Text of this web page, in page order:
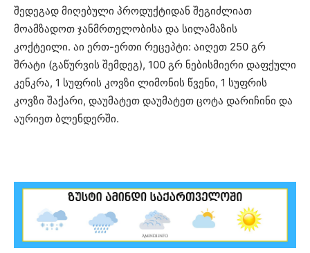
შედეგად მიღებული პროდუქტიდან შეგიძლიათ
მოამზადოთ ჯანმრთელობისა და სილამაზის
კოქტეილი. აი ერთ-ერთი რეცეპტი: აიღეთ 250 გრ
შრატი (გაწურვის შემდეგ), 100 გრ ნებისმიერი დაფქული
კენკრა, 1 სუფრის კოვზი ლიმონის წვენი, 1 სუფრის
კოვზი შაქარი, დაუმატეთ დაუმატეთ ცოტა დარიჩინი და
აურიეთ ბლენდერში.